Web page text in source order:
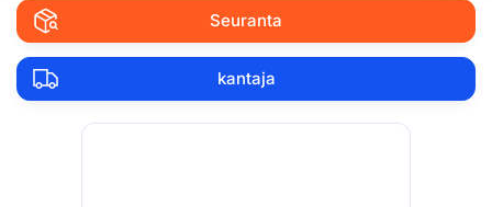
Seuranta
kantaja